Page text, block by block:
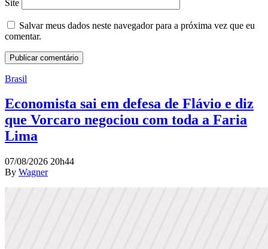
Site
Salvar meus dados neste navegador para a próxima vez que eu
comentar.
Brasil
Economista sai em defesa de Flávio e diz
que Vorcaro negociou com toda a Faria
Lima
07/08/2026 20h44
By Wagner